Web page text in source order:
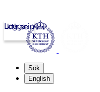
kth.se
Logga in
Sök
English